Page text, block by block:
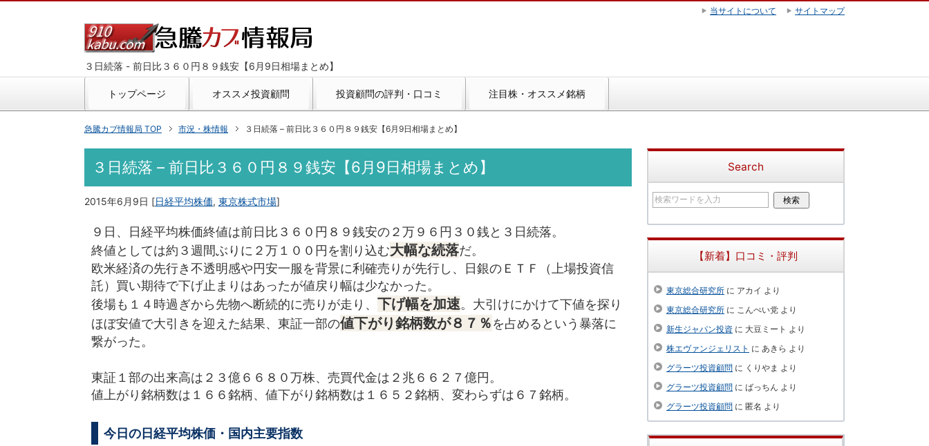
３日続落 - 前日比３６０円８９銭安【6月9日相場まとめ】
トップページ オススメ投資顧問 投資顧問の評判・口コミ 注目株・オススメ銘柄
急騰カブ情報局 TOP 市況・株情報 ３日続落 – 前日比３６０円８９銭安【6月9日相場まとめ】
３日続落 – 前日比３６０円８９銭安【6月9日相場まとめ】
2015年6月9日 [日経平均株価, 東京株式市場]
９日、日経平均株価終値は前日比３６０円８９銭安の２万９６円３０銭と３日続落。
終値としては約３週間ぶりに２万１００円を割り込む大幅な続落だ。
欧米経済の先行き不透明感や円安一服を背景に利確売りが先行し、日銀のＥＴＦ（上場投資信
託）買い期待で下げ止まりはあったが値戻り幅は少なかった。
後場も１４時過ぎから先物へ断続的に売りが走り、 下げ幅を加速。大引けにかけて下値を探り
ほぼ安値で大引きを迎えた結果、東証一部の値下がり銘柄数が８７％を占めるという暴落に
繋がった。
東証１部の出来高は２３億６６８０万株、売買代金は２兆６６２７億円。
値上がり銘柄数は１６６銘柄、値下がり銘柄数は１６５２銘柄、変わらずは６７銘柄。
今日の日経平均株価・国内主要指数
Search
【新着】口コミ・評判
東京総合研究所 に アカイ より
東京総合研究所 に こんぺい党 より
新生ジャパン投資 に 大豆ミート より
株エヴァンジェリスト に あきら より
グラーツ投資顧問 に くりやま より
グラーツ投資顧問 に ばっちん より
グラーツ投資顧問 に 匿名 より
当サイトについて サイトマップ